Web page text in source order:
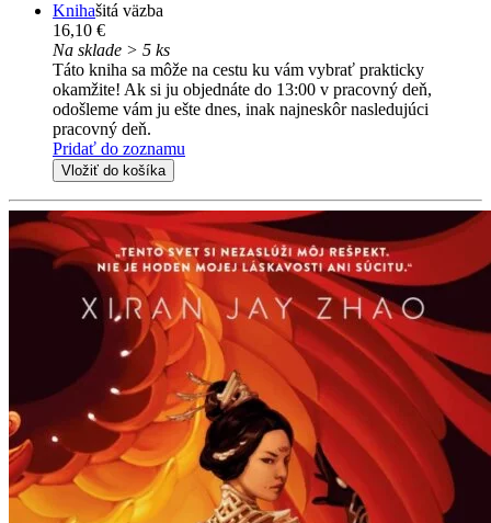
Knihašitá väzba
16,10 €
Na sklade > 5 ks
Táto kniha sa môže na cestu ku vám vybrať prakticky
okamžite! Ak si ju objednáte do 13:00 v pracovný deň,
odošleme vám ju ešte dnes, inak najneskôr nasledujúci
pracovný deň.
Pridať do zoznamu
Vložiť do košíka